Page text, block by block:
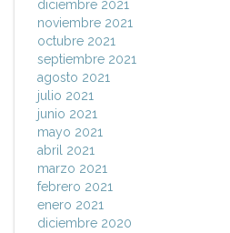
diciembre 2021
noviembre 2021
octubre 2021
septiembre 2021
agosto 2021
julio 2021
junio 2021
mayo 2021
abril 2021
marzo 2021
febrero 2021
enero 2021
diciembre 2020